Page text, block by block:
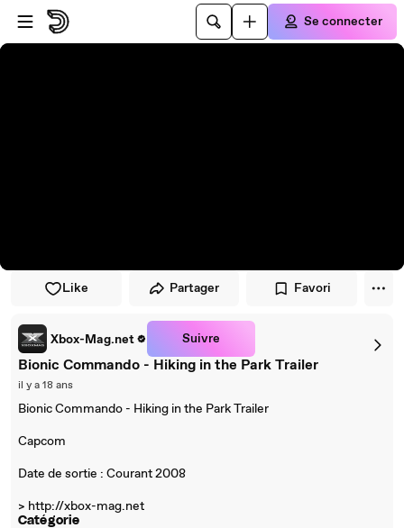
Passer au player
Passer au contenu principal
Se connecter
Like Partager Favori
Xbox-Mag.net Suivre
Bionic Commando - Hiking in the Park Trailer
il y a 18 ans
Bionic Commando - Hiking in the Park Trailer
Capcom
Date de sortie : Courant 2008
> http://xbox-mag.net
Catégorie